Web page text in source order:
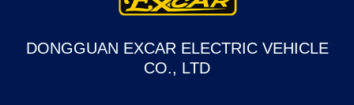
DONGGUAN EXCAR ELECTRIC VEHICLE
CO., LTD